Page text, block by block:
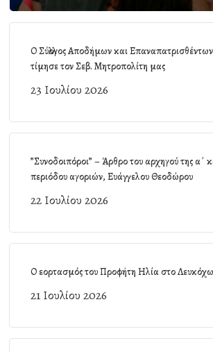
Ο Σύλλογος Αποδήμων και
τίμησε τον Σεβ. Μητροπολίτη μας
23 Ιουλίου 2026
”Συνοδοιπόροι” – Άρθρο του αρχηγού της α΄
περιόδου αγοριών, Ευάγγελου Θεοδώρου
22 Ιουλίου 2026
Ο εορτασμός του Προφήτη Ηλία στο
21 Ιουλίου 2026